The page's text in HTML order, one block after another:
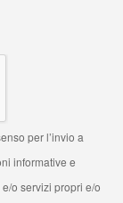
per l’invio a
informative e
o servizi propri e/o